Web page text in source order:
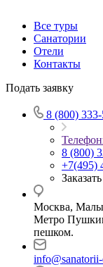
Все туры
Санатории
Отели
Контакты
Подать заявку
8 (800) 333-
8 (800)
+7(495)
Москва,
Метро
пешком.